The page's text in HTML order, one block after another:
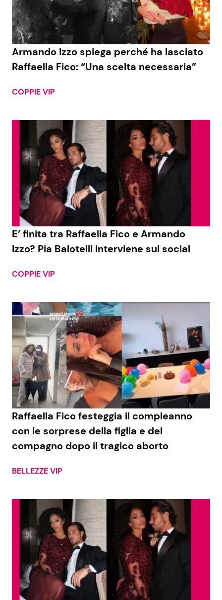
Armando Izzo spiega perché ha lasciato
Raffaella Fico: “Una scelta necessaria”
COPPIE VIP
E’ finita tra Raffaella Fico e Armando
Izzo? Pia Balotelli interviene sui social
COPPIE VIP
Raffaella Fico festeggia il compleanno
con le sorprese della figlia e del
compagno dopo il tragico aborto
BELLEZZE VIP